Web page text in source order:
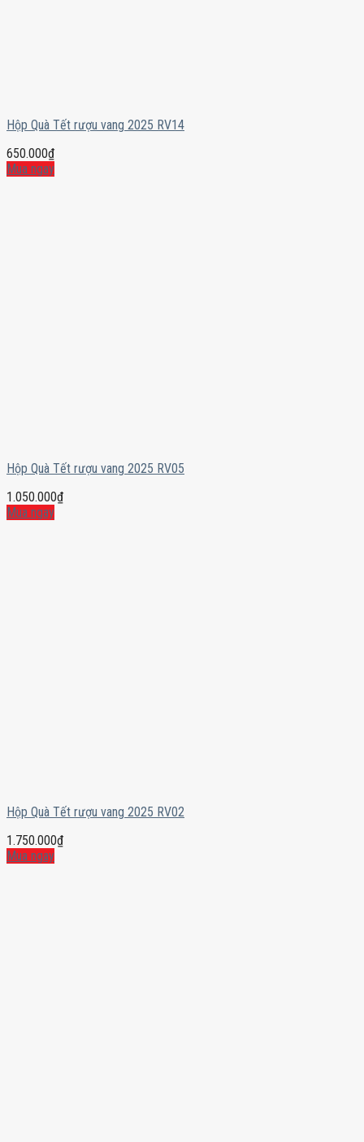
Hộp Quà Tết rượu vang 2025 RV14
650.000₫
Mua ngay
Hộp Quà Tết rượu vang 2025 RV05
1.050.000₫
Mua ngay
Hộp Quà Tết rượu vang 2025 RV02
1.750.000₫
Mua ngay